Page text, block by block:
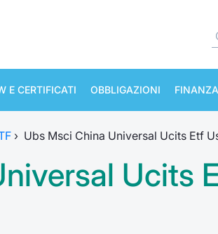
E CERTIFICATI OBBLIGAZIONI
› Ubs Msci China Universal Ucits Etf
Ucits